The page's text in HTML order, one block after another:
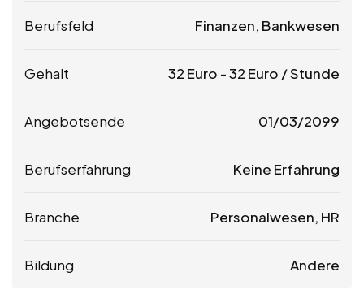
Berufsfeld Finanzen, Bankwesen
Gehalt 32 Euro -32 Euro / Stunde
Angebotsende 01/03/2099
Berufserfahrung Keine Erfahrung
Branche Personalwesen, HR
Bildung Andere